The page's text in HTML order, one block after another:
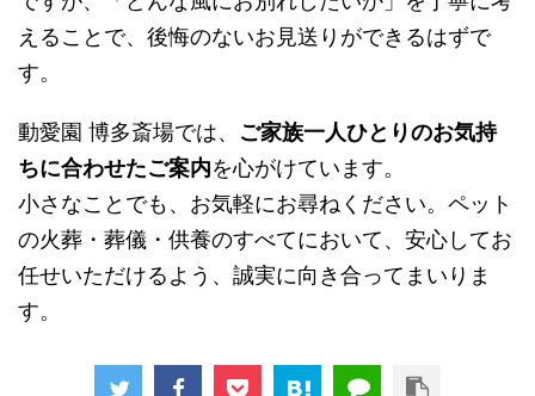
えることで、後悔のないお見送りができるはずで
す。
動愛園 博多斎場では、 ご家族一人ひとりのお気持
ちに合わせたご案内を心がけています。
小さなことでも、お気軽にお尋ねください。ペット
の火葬・葬儀・供養のすべてにおいて、安心してお
任せいただけるよう、誠実に向き合ってまいりま
す。